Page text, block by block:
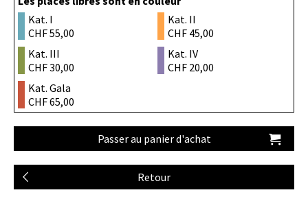
Kat. I
CHF 55,00
Kat. II
CHF 45,00
Kat. III
CHF 30,00
Kat. IV
CHF 20,00
Kat. Gala
CHF 65,00